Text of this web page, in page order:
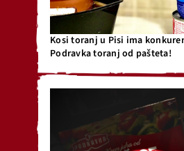
Kosi toranj u Pisi ima
Podravka toranj od pašteta!